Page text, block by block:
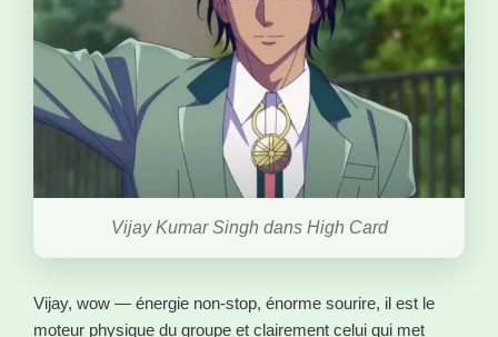
Vijay Kumar Singh dans High Card
Vijay, wow — énergie non-stop, énorme sourire, il est le
moteur physique du groupe et clairement celui qui met